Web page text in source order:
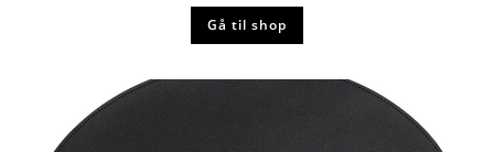
Gå til shop